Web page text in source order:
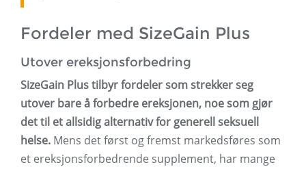
Fordeler med SizeGain Plus
Utover ereksjonsforbedring
SizeGain Plus tilbyr fordeler som strekker seg
utover bare å forbedre ereksjonen, noe som gjør
det til et allsidig alternativ for generell seksuell
helse. Mens det først og fremst markedsføres som
et ereksjonsforbedrende supplement, har mange